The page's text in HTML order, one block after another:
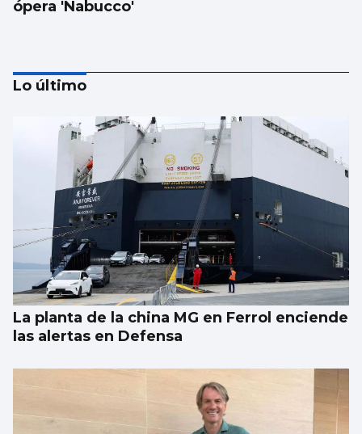
ópera 'Nabucco'
Lista con las canciones que sonarán en el
concierto de The Corrs en Castrelos
Lo último
La planta de la china MG en Ferrol enciende
las alertas en Defensa